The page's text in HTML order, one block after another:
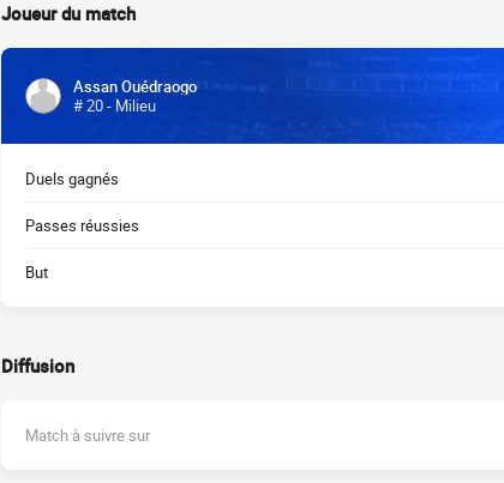
Joueur du match
Assan Ouédraogo
# 20 - Milieu
Duels gagnés
Passes réussies
But
Diffusion
Match à suivre sur